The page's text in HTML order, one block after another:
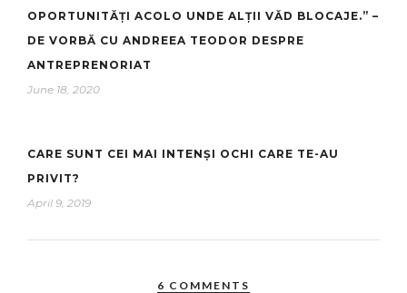
OPORTUNITĂȚI ACOLO UNDE ALȚII VĂD BLOCAJE.” –
DE VORBĂ CU ANDREEA TEODOR DESPRE
ANTREPRENORIAT
June 18, 2020
CARE SUNT CEI MAI INTENȘI OCHI CARE TE-AU
PRIVIT?
April 9, 2019
6 COMMENTS